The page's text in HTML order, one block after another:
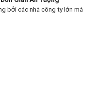
bởi các nhà công ty lớn mà